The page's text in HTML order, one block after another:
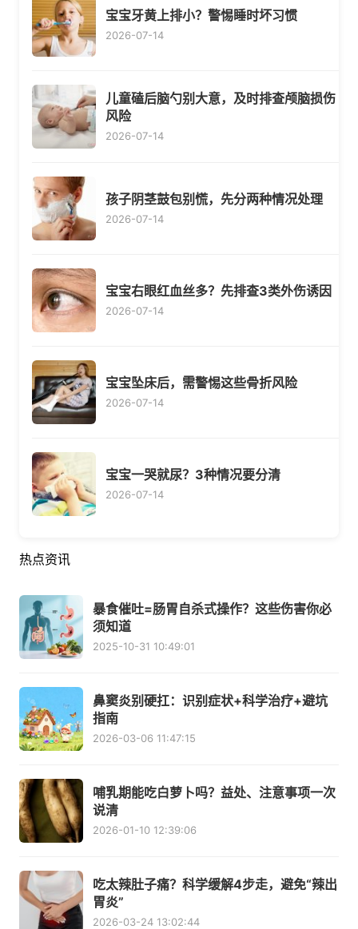
宝宝牙黄上排小？警惕睡时坏习惯
2026-07-14
儿童磕后脑勺别大意，及时排查颅脑损伤
风险
2026-07-14
孩子阴茎鼓包别慌，先分两种情况处理
2026-07-14
宝宝右眼红血丝多？先排查3类外伤诱因
2026-07-14
宝宝坠床后，需警惕这些骨折风险
2026-07-14
宝宝一哭就尿？3种情况要分清
2026-07-14
热点资讯
暴食催吐=肠胃自杀式操作？这些伤害你必
须知道
2025-10-31 10:49:01
鼻窦炎别硬扛：识别症状+科学治疗+避坑
指南
2026-03-06 11:47:15
哺乳期能吃白萝卜吗？益处、注意事项一次
说清
2026-01-10 12:39:06
吃太辣肚子痛？科学缓解4步走，避免“辣出
胃炎”
2026-03-24 13:02:44